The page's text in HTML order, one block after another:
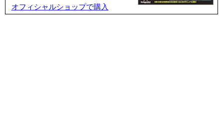
オフィシャルショップで購入